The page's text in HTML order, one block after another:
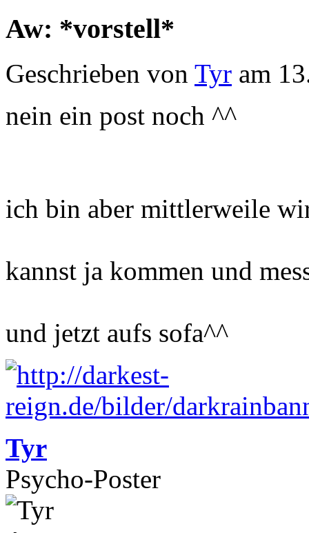
Aw: *vorstell*
Geschrieben von Tyr am
nein ein post noch ^^
ich bin aber mittlerweile
kannst ja kommen und
und jetzt aufs sofa^^
Tyr
Psycho-Poster